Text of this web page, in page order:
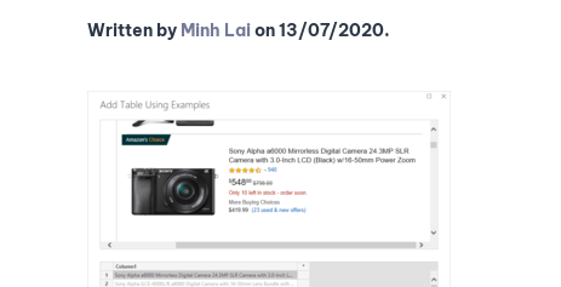
Written by Minh Laion13/07/2020.